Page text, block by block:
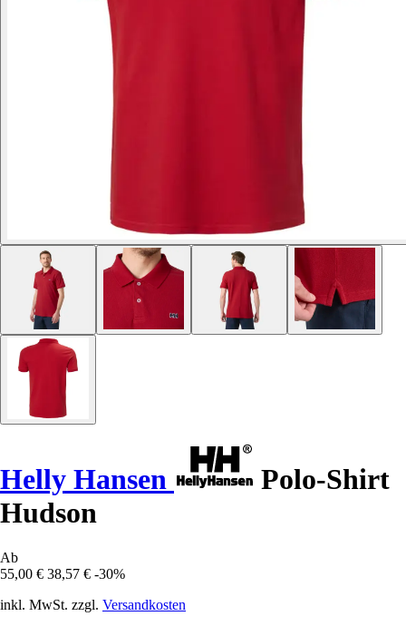
Helly Hansen
Polo-Shirt
Hudson
Ab
55,00 € 38,57 € -30%
inkl. MwSt. zzgl. Versandkosten